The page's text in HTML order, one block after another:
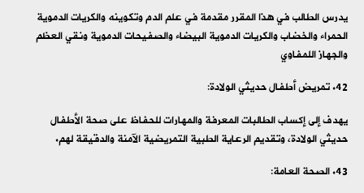
يدرس الطالب في هذا المقرر مقدمة في علم الدم وتكوينه والكريات الدموية
الحمراء والخضاب والكريات الدموية البيضاء والصفيحات الدموية ونقي العظم
والجهاز اللمفاوي
تمريض أطفال حديثي الولادة:
يهدف إلى إكساب الطالبات المعرفة والمهارات للحفاظ على صحة الأطفال
حديثي الولادة، وتقديم الرعاية الطبية التمريضية الآمنة والدقيقة لهم.
الصحة العامة: